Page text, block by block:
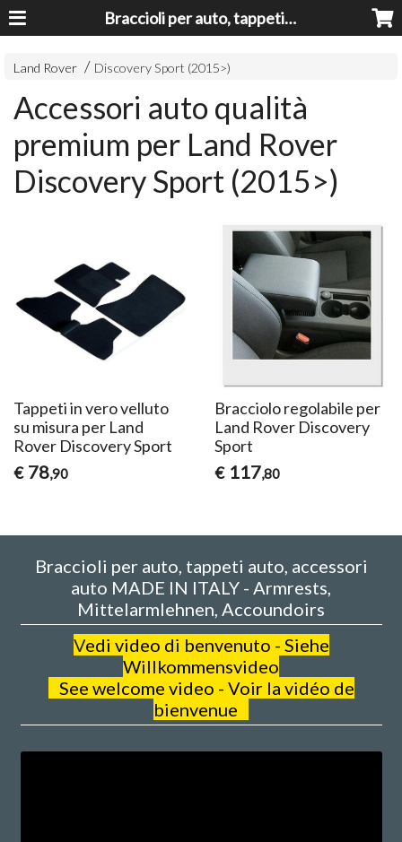
Braccioli per auto, tappeti auto, accessori auto MADE IN ITALY - Armrests, Mittelarmlehnen, Accoundoirs
Land Rover Discovery Sport (2015>)
Accessori auto qualità
premium per Land Rover
Discovery Sport (2015>)
Tappeti in vero velluto
su misura per Land
Rover Discovery Sport
€ 78,90
Bracciolo regolabile per
Land Rover Discovery
Sport
€ 117,80
Braccioli per auto, tappeti auto, accessori
auto MADE IN ITALY - Armrests,
Mittelarmlehnen, Accoundoirs
Vedi video di benvenuto - Siehe
Willkommensvideo
See welcome video - Voir la vidéo de
bienvenue